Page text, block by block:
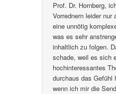
Prof. Dr. Hornberg,
Vorrednern leider
eine unnötig
was es sehr
inhaltlich zu folgen.
schade, weil es sich
hochinteressantes
durchaus das Gefühl
wenn ich mir die